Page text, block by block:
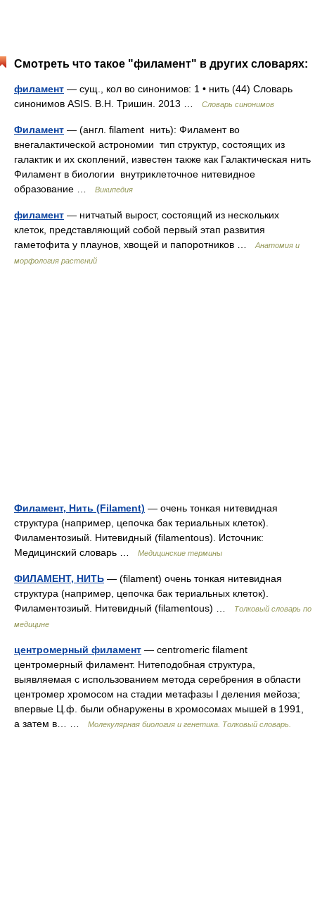
Смотреть что такое "филамент" в других словарях:
филамент — сущ., кол во синонимов: 1 • нить (44) Словарь
синонимов ASIS. В.Н. Тришин. 2013 …
Словарь синонимов
Филамент — (англ. filament нить): Филамент во
внегалактической астрономии тип структур, состоящих из
галактик и их скоплений, известен также как Галактическая нить
Филамент в биологии внутриклеточное нитевидное
образование …
Википедия
филамент — нитчатый вырост, состоящий из нескольких
клеток, представляющий собой первый этап развития
гаметофита у плаунов, хвощей и папоротников …
Анатомия и
морфология растений
Филамент, Нить (Filament) — очень тонкая нитевидная
структура (например, цепочка бак териальных клеток).
Филаментозиый. Нитевидный (filamentous). Источник:
Медицинский словарь …
Медицинские термины
ФИЛАМЕНТ, НИТЬ — (filament) очень тонкая нитевидная
структура (например, цепочка бак териальных клеток).
Филаментозиый. Нитевидный (filamentous) …
Толковый словарь по
медицине
центромерный филамент — centromeric filament
центромерный филамент. Нитеподобная структура,
выявляемая с использованием метода серебрения в области
центромер хромосом на стадии метафазы I деления мейоза;
впервые Ц.ф. были обнаружены в хромосомах мышей в 1991,
а затем в… …
Молекулярная биология и генетика. Толковый словарь.